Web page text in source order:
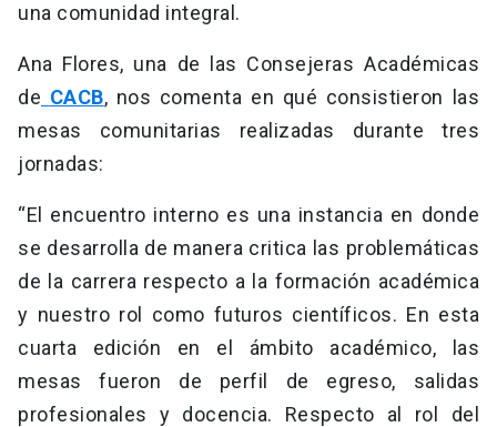
una comunidad integral.
Ana Flores, una de las Consejeras Académicas
de CACB, nos comenta en qué consistieron las
mesas comunitarias realizadas durante tres
jornadas:
“El encuentro interno es una instancia en donde
se desarrolla de manera critica las problemáticas
de la carrera respecto a la formación académica
y nuestro rol como futuros científicos. En esta
cuarta edición en el ámbito académico, las
mesas fueron de perfil de egreso, salidas
profesionales y docencia. Respecto al rol del